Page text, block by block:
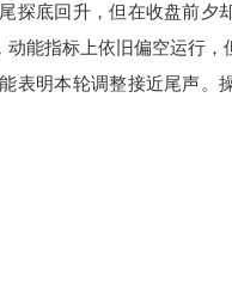
底回升，但在收盘前夕
能指标上依旧偏空运行，
表明本轮调整接近尾声。